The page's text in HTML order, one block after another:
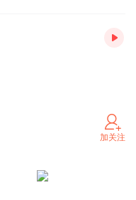
加关注